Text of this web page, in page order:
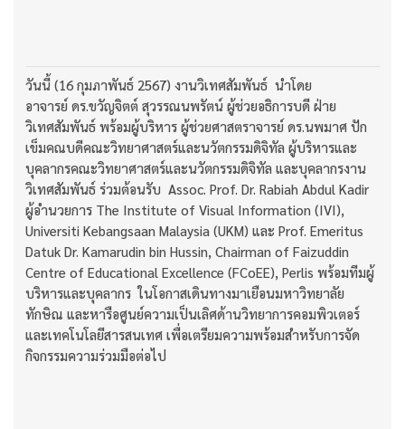
วันนี้ (16 กุมภาพันธ์ 2567) งานวิเทศสัมพันธ์ นำโดย
อาจารย์ ดร.ขวัญจิตต์ สุวรรณนพรัตน์ ผู้ช่วยอธิการบดี ฝ่าย
วิเทศสัมพันธ์ พร้อมผู้บริหาร ผู้ช่วยศาสตราจารย์ ดร.นพมาศ ปัก
เข็มคณบดีคณะวิทยาศาสตร์และนวัตกรรมดิจิทัล ผู้บริหารและ
บุคลากรคณะวิทยาศาสตร์และนวัตกรรมดิจิทัล และบุคลากรงาน
วิเทศสัมพันธ์ ร่วมต้อนรับ Assoc. Prof. Dr. Rabiah Abdul Kadir
ผู้อำนวยการ The Institute of Visual Information (IVI),
Universiti Kebangsaan Malaysia (UKM) และ Prof. Emeritus
Datuk Dr. Kamarudin bin Hussin, Chairman of Faizuddin
Centre of Educational Excellence (FCoEE), Perlis พร้อมทีมผู้
บริหารและบุคลากร ในโอกาสเดินทางมาเยือนมหาวิทยาลัย
ทักษิณ และหารือศูนย์ความเป็นเลิศด้านวิทยาการคอมพิวเตอร์
และเทคโนโลยีสารสนเทศ เพื่อเตรียมความพร้อมสำหรับการจัด
กิจกรรมความร่วมมือต่อไป